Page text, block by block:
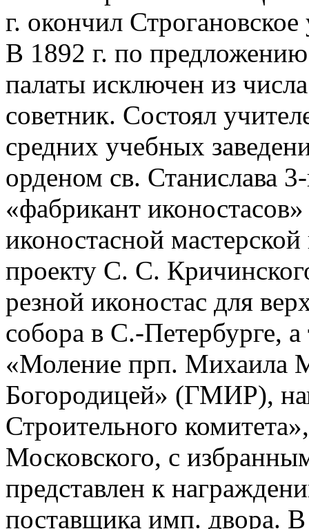
г. окончил
В 1892 г. по
палаты исключен из
советник. Состоял
средних учебных
орденом св. Станислава
«фабрикант
иконостасной
проекту С. С.
резной иконостас для
собора в С.-Петербурге,
«Моление прп. Михаила
Богородицей» (ГМИР),
Строительного
Московского, с
представлен к
поставщика имп. двора. В